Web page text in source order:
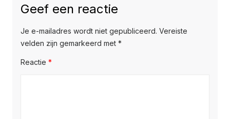
Geef een reactie
Je e-mailadres wordt niet gepubliceerd. Vereiste
velden zijn gemarkeerd met *
Reactie *